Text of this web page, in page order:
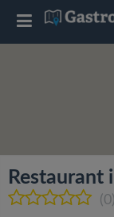
Restaurant
(0)
T
l